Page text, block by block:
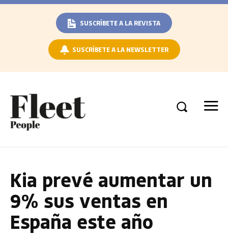
SUSCRÍBETE A LA REVISTA
SUSCRÍBETE A LA NEWSLETTER
Kia prevé aumentar un
9% sus ventas en
España este año